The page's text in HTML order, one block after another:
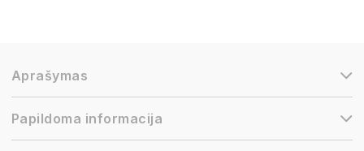
Aprašymas
Papildoma informacija